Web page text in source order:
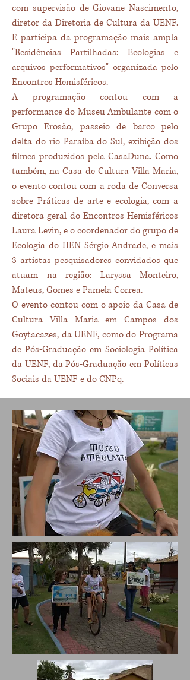
com supervisão de Giovane Nascimento,
diretor da Diretoria de Cultura da UENF.
E participa da programação mais ampla
"Residências Partilhadas: Ecologias e
arquivos performativos" organizada pelo
Encontros Hemisféricos.
A programação contou com a
performance do Museu Ambulante com o
Grupo Erosão, passeio de barco pelo
delta do rio Paraíba do Sul, exibição dos
filmes produzidos pela CasaDuna. Como
também, na Casa de Cultura Villa Maria,
o evento contou com a roda de Conversa
sobre Práticas de arte e ecologia, com a
diretora geral do Encontros Hemisféricos
Laura Levin, e o coordenador do grupo de
Ecologia do HEN Sérgio Andrade, e mais
3 artistas pesquisadores convidados que
atuam na região: Laryssa Monteiro,
Mateus, Gomes e Pamela Correa.
O evento contou com o apoio da Casa de
Cultura Villa Maria em Campos dos
Goytacazes, da UENF, como do Programa
de Pós-Graduação em Sociologia Política
da UENF, da Pós-Graduação em Políticas
Sociais da UENF e do CNPq.